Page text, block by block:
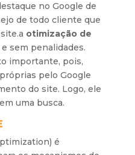
no Google de
de todo cliente que
otimização de
sem penalidades.
importante, pois,
pelo Google
do site. Logo, ele
uma busca.
é